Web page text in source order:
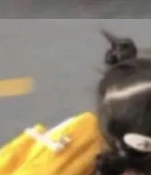
22日发布，且全
，它们本该
between com
间写出来的。git
一次编辑：Delt
操作，...
博客（VC 分
业绩报告，Spac
亚马逊、Alpha
巨头相比，Spa
目。然而，支
截然不同的面
要依托充沛的经
本支出覆盖率分
的经营现金
京ICP备2025119063号